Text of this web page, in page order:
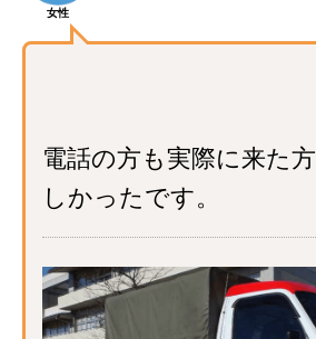
女性
電話の方も実際に来た
しかったです。